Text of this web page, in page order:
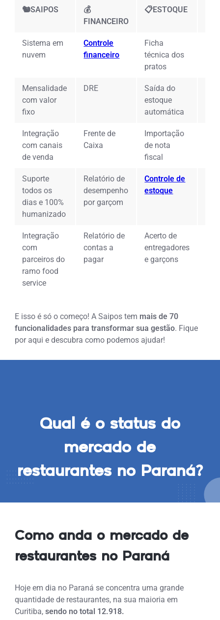
🐿️SAIPOS
💰
FINANCEIRO
📋ESTOQUE
Sistema em
nuvem
Controle
financeiro
Ficha
técnica dos
pratos
Mensalidade
com valor
fixo
DRE
Saída do
estoque
automática
Integração
com canais
de venda
Frente de
Caixa
Importação
de nota
fiscal
Suporte
todos os
dias e 100%
humanizado
Relatório de
desempenho
por garçom
Controle de
estoque
Integração
com
parceiros do
ramo food
service
Relatório de
contas a
pagar
Acerto de
entregadores
e garçons
E isso é só o começo! A Saipos tem mais de 70
funcionalidades para transformar sua gestão. Fique
por aqui e descubra como podemos ajudar!
Qual é o status do
mercado de
restaurantes no Paraná?
Como anda o mercado de
restaurantes no Paraná
Hoje em dia no Paraná se concentra uma grande
quantidade de restaurantes, na sua maioria em
Curitiba,sendo no total 12.918.